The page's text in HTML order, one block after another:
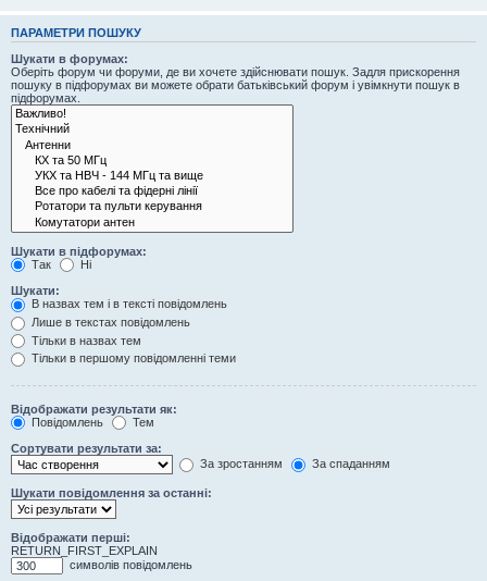
ПАРАМЕТРИ ПОШУКУ
Шукати в форумах:
Оберіть форум чи форуми, де ви хочете здійснювати пошук. Задля прискорення
пошуку в підфорумах ви можете обрати батьківський форум і увімкнути пошук в
підфорумах.
Шукати в підфорумах:
Так
Ні
Шукати:
В назвах тем і в тексті повідомлень
Лише в текстах повідомлень
Тільки в назвах тем
Тільки в першому повідомленні теми
Відображати результати як:
Повідомлень
Тем
Сортувати результати за:
За зростанням
За спаданням
Шукати повідомлення за останні:
Відображати перші:
RETURN_FIRST_EXPLAIN
символів повідомлень